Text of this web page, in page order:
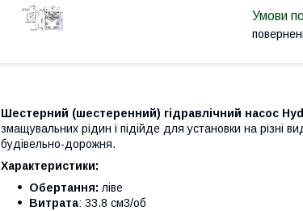
Шестерний (шестеренний) гідравлічний насос
змащувальних рідин і підійде для установки на різні
будівельно-дорожня.
Характеристики:
Обертання:ліве
Витрата: 33.8 см3/об